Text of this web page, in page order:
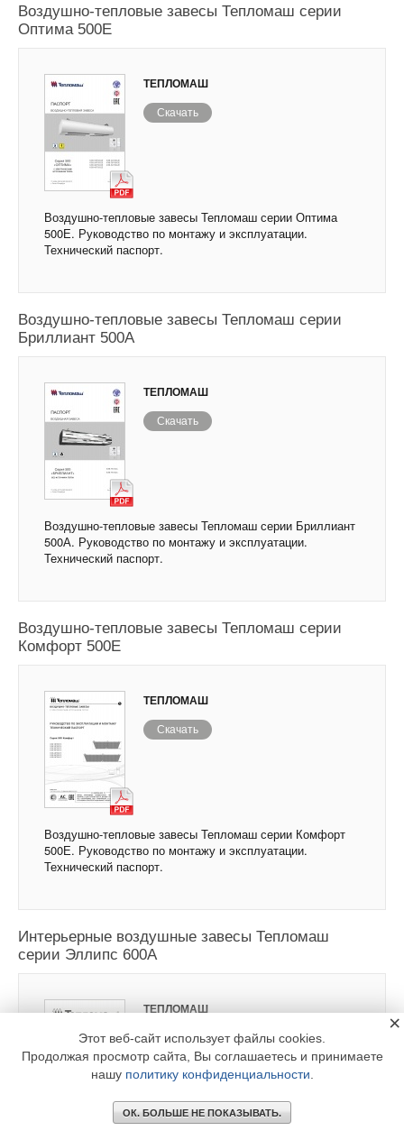
Воздушно-тепловые завесы Тепломаш серии
Оптима 500Е
ТЕПЛОМАШ
Скачать
Воздушно-тепловые завесы Тепломаш серии Оптима
500Е. Руководство по монтажу и эксплуатации.
Технический паспорт.
Воздушно-тепловые завесы Тепломаш серии
Бриллиант 500А
ТЕПЛОМАШ
Скачать
Воздушно-тепловые завесы Тепломаш серии Бриллиант
500А. Руководство по монтажу и эксплуатации.
Технический паспорт.
Воздушно-тепловые завесы Тепломаш серии
Комфорт 500Е
ТЕПЛОМАШ
Скачать
Воздушно-тепловые завесы Тепломаш серии Комфорт
500Е. Руководство по монтажу и эксплуатации.
Технический паспорт.
Интерьерные воздушные завесы Тепломаш
серии Эллипс 600А
ТЕПЛОМАШ
Скачать
Этот веб-сайт использует файлы cookies.
Продолжая просмотр сайта, Вы соглашаетесь и принимаете
нашу политику конфиденциальности
ОК. БОЛЬШЕ НЕ ПОКАЗЫВАТЬ.
×